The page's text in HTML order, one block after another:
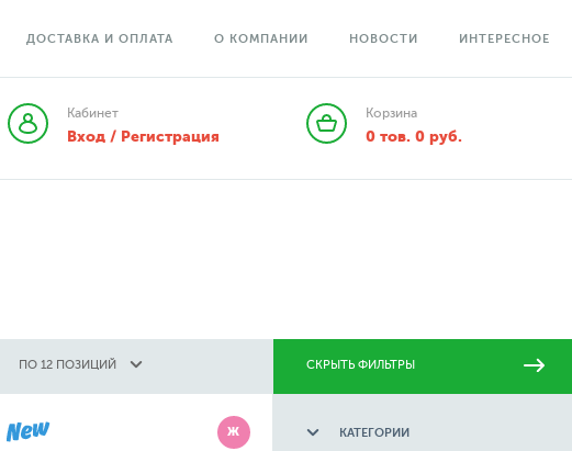
ДОСТАВКА И ОПЛАТА О КОМПАНИИ НОВОСТИ ИНТЕРЕСНОЕ
Кабинет
Вход / Регистрация
Корзина
0 тов. 0руб.
ПО 12 ПОЗИЦИЙ СКРЫТЬ ФИЛЬТРЫ
Ж КАТЕГОРИИ